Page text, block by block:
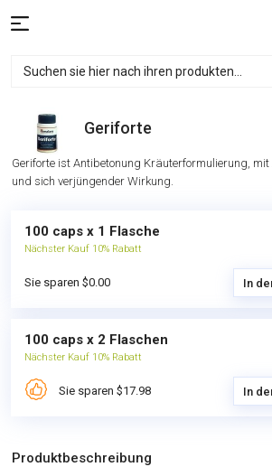
Geriforte
Geriforte ist Antibetonung Kräuterformulierung,
und sich verjüngender Wirkung.
100 caps x 1 Flasche
Nächster Kauf 10% Rabatt
Sie sparen $0.00 In
100 caps x 2 Flaschen
Nächster Kauf 10% Rabatt
Sie sparen $17.98 In
Produktbeschreibung